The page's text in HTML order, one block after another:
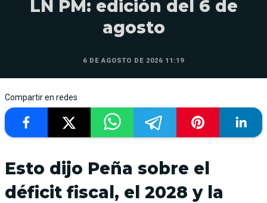
LN PM: edición del 6 de
agosto
6 DE AGOSTO DE 2026 11:19
Compartir en redes
Esto dijo Peña sobre el
déficit fiscal, el 2028 y la